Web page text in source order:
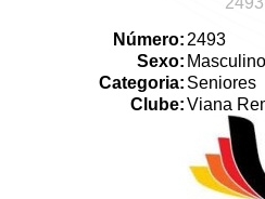
Número: 2493
Sexo: Masculino
Categoria: Seniores
Clube:Viana